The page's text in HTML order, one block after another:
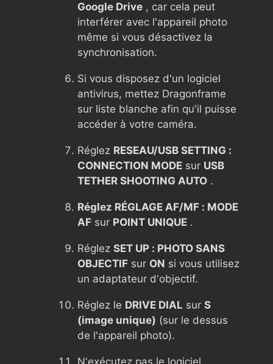
Google Drive , car cela peut
interférer avec l'appareil photo
même si vous désactivez la
synchronisation.
Si vous disposez d'un logiciel
antivirus, mettez Dragonframe
sur liste blanche afin qu'il puisse
accéder à votre caméra.
Réglez RESEAU/USB SETTING :
CONNECTION MODE sur USB
TETHER SHOOTING AUTO .
Réglez RÉGLAGE AF/MF : MODE
AF sur POINT UNIQUE .
Réglez SET UP : PHOTO SANS
OBJECTIF sur ON si vous utilisez
un adaptateur d'objectif.
Réglez le DRIVE DIAL sur S
(image unique) (sur le dessus
de l'appareil photo).
N'exécutez pas le logiciel